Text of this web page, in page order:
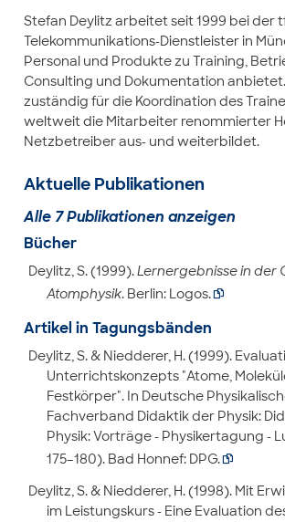
Stefan Deylitz arbeitet seit 1999 bei der
Telekommunikations-Dienstleister in
Personal und Produkte zu Training,
Consulting und Dokumentation
zuständig für die Koordination des
weltweit die Mitarbeiter renommierter
Netzbetreiber aus- und weiterbildet.
Aktuelle Publikationen
Alle 7 Publikationen anzeigen
Bücher
Deylitz, S. (1999).Lernergebnisse in der
Atomphysik. Berlin: Logos.
Artikel in Tagungsbänden
Deylitz, S. & Niedderer, H. (1999).
Unterrichtskonzepts "Atome,
Festkörper". In Deutsche
Fachverband Didaktik der Physik:
Physik: Vorträge - Physikertagung -
175–180). Bad Honnef: DPG.
Deylitz, S. & Niedderer, H. (1998). Mit
im Leistungskurs - Eine Evaluation